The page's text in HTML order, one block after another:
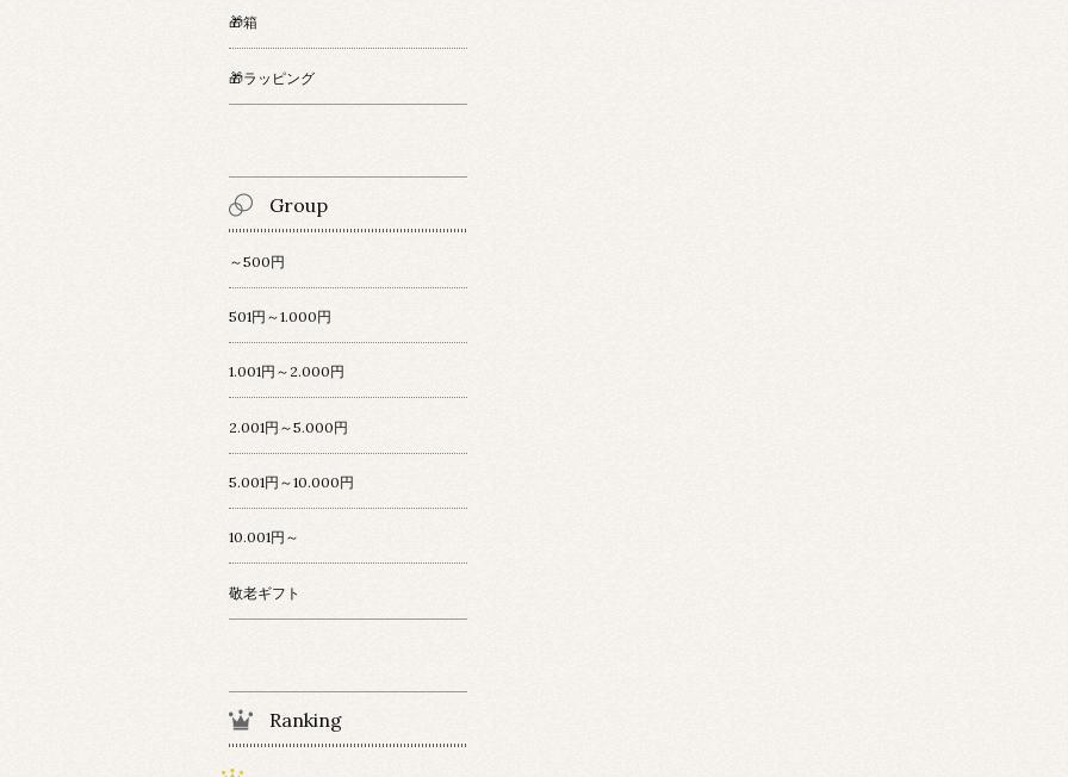
🎁箱
🎁ラッピング
Group
～500円
501円～1.000円
1.001円～2.000円
2.001円～5.000円
5.001円～10.000円
10.001円～
敬老ギフト
Ranking